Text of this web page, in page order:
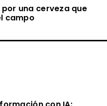
una cerveza que
campo